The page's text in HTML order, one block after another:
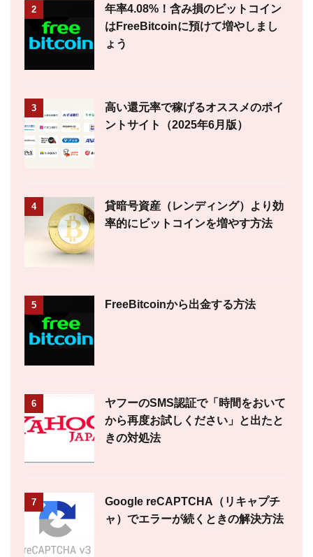
2
年率4.08%！含み損のビットコイン
はFreeBitcoinに預けて増やしまし
ょう
3
高い還元率で稼げるオススメのポイ
ントサイト（2025年6月版）
4
貸暗号資産（レンディング）より効
率的にビットコインを増やす方法
5 FreeBitcoinから出金する方法
6
ヤフーのSMS認証で「時間をおいて
から再度お試しください」と出たと
きの対処法
7
Google reCAPTCHA（リキャプチ
ャ）でエラーが続くときの解決方法